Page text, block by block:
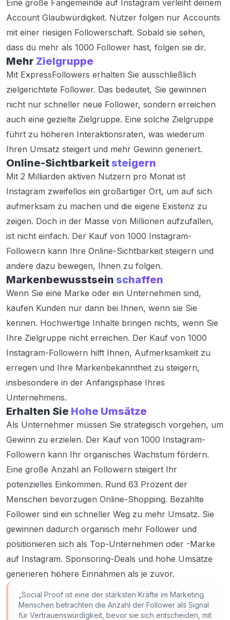
Eine große Fangemeinde auf Instagram verleiht deinem
Account Glaubwürdigkeit. Nutzer folgen nur Accounts
mit einer riesigen Followerschaft. Sobald sie sehen,
dass du mehr als 1000 Follower hast, folgen sie dir.
Mehr Zielgruppe
Mit ExpressFollowers erhalten Sie ausschließlich
zielgerichtete Follower. Das bedeutet, Sie gewinnen
nicht nur schneller neue Follower, sondern erreichen
auch eine gezielte Zielgruppe. Eine solche Zielgruppe
führt zu höheren Interaktionsraten, was wiederum
Ihren Umsatz steigert und mehr Gewinn generiert.
Online-Sichtbarkeit steigern
Mit 2 Milliarden aktiven Nutzern pro Monat ist
Instagram zweifellos ein großartiger Ort, um auf sich
aufmerksam zu machen und die eigene Existenz zu
zeigen. Doch in der Masse von Millionen aufzufallen,
ist nicht einfach. Der Kauf von 1000 Instagram-
Followern kann Ihre Online-Sichtbarkeit steigern und
andere dazu bewegen, Ihnen zu folgen.
Markenbewusstsein schaffen
Wenn Sie eine Marke oder ein Unternehmen sind,
kaufen Kunden nur dann bei Ihnen, wenn sie Sie
kennen. Hochwertige Inhalte bringen nichts, wenn Sie
Ihre Zielgruppe nicht erreichen. Der Kauf von 1000
Instagram-Followern hilft Ihnen, Aufmerksamkeit zu
erregen und Ihre Markenbekanntheit zu steigern,
insbesondere in der Anfangsphase Ihres
Unternehmens.
Erhalten Sie Hohe Umsätze
Als Unternehmer müssen Sie strategisch vorgehen, um
Gewinn zu erzielen. Der Kauf von 1000 Instagram-
Followern kann Ihr organisches Wachstum fördern.
Eine große Anzahl an Followern steigert Ihr
potenzielles Einkommen. Rund 63 Prozent der
Menschen bevorzugen Online-Shopping. Bezahlte
Follower sind ein schneller Weg zu mehr Umsatz. Sie
gewinnen dadurch organisch mehr Follower und
positionieren sich als Top-Unternehmen oder -Marke
auf Instagram. Sponsoring-Deals und hohe Umsätze
generieren höhere Einnahmen als je zuvor.
„Social Proof ist eine der stärksten Kräfte im Marketing.
Menschen betrachten die Anzahl der Follower als Signal
für Vertrauenswürdigkeit, bevor sie sich entscheiden, mit